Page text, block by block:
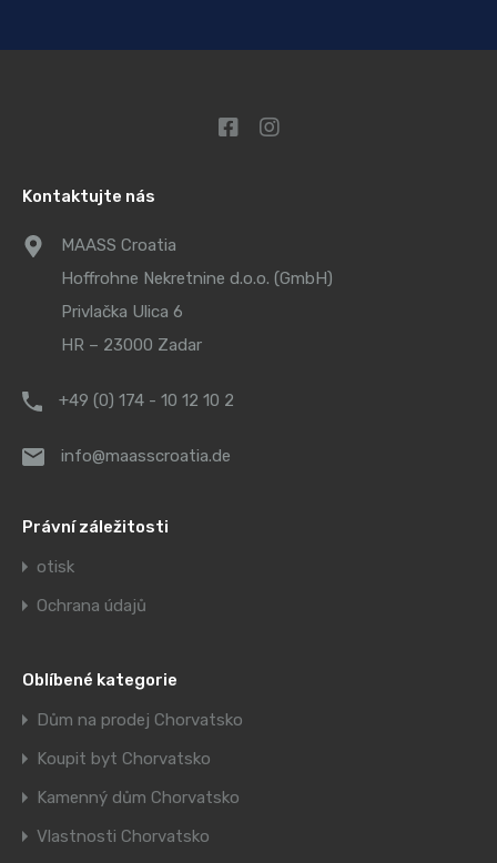
Kontaktujte nás
MAASS Croatia
Hoffrohne Nekretnine d.o.o. (GmbH)
Privlačka Ulica 6
HR – 23000 Zadar
+49 (0) 174 - 10 12 10 2
info@maasscroatia.de
Právní záležitosti
otisk
Ochrana údajů
Oblíbené kategorie
Dům na prodej Chorvatsko
Koupit byt Chorvatsko
Kamenný dům Chorvatsko
Vlastnosti Chorvatsko